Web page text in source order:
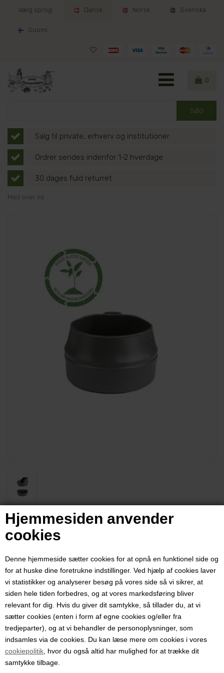
Hjemmesiden anvender
cookies
Denne hjemmeside sætter cookies for at opnå en funktionel side og
for at huske dine foretrukne indstillinger. Ved hjælp af cookies laver
vi statistikker og analyserer besøg på vores side så vi sikrer, at
siden hele tiden forbedres, og at vores markedsføring bliver
relevant for dig. Hvis du giver dit samtykke, så tillader du, at vi
sætter cookies (enten i form af egne cookies og/eller fra
tredjeparter), og at vi behandler de personoplysninger, som
indsamles via de cookies. Du kan læse mere om cookies i vores
cookiepolitik , hvor du også altid har mulighed for at trække dit
samtykke tilbage.
Vælg sprog: Dansk Norsk Svenska
Suomi
0
Salg til private, erhverv og institutioner
Ordrer sendes indenfor 1-2 hverdage
30 dages fuld returret
Mad over ild
Sammenklappelig foldekop til kaffe
og ture – Wildo® Fold-a-Cup, grøn
Varenummer: 14605000
Grøn Fold-a-Cup fra Wildo® på 200 ml til kaffe, te og små pauser på
shelterture, camping og i udekøkkenet – let og sammenfoldelig.
Pris ved 1 stk.
25,00 DKK